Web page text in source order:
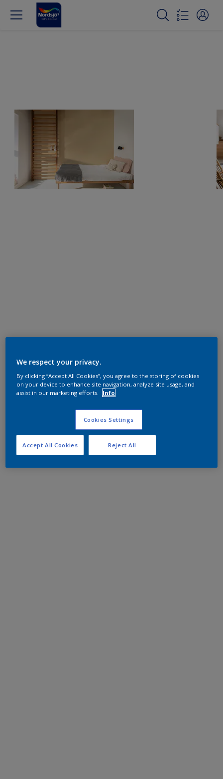
We respect your privacy.
By clicking “Accept All Cookies”, you agree to the storing of cookies
on your device to enhance site navigation, analyze site usage, and
assist in our marketing efforts.
Info
Cookies Settings
Reject All
Accept All Cookies